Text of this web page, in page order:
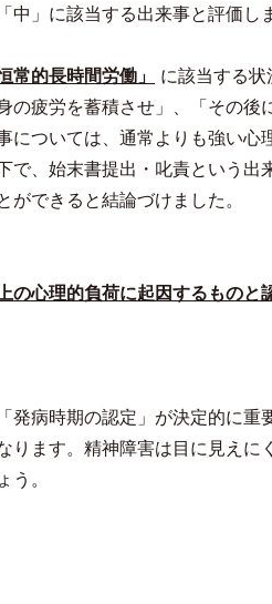
」に該当する出来事と評価し
常的長時間労働」
に該当する
疲労を蓄積させ」、「その後
ついては、通常よりも強い心
、始末書提出・叱責という出
ができると結論づけました。
の心理的負荷に起因するものと
病時期の認定」が決定的に重
ます。精神障害は目に見えに
。